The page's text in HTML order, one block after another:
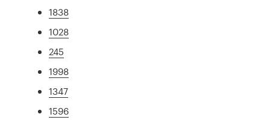
1838
1028
245
1998
1347
1596